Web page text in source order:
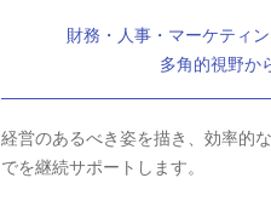
財務・人事・マーケティ
多角的視野か
経営のあるべき姿を描き、効率的
でを継続サポートします。